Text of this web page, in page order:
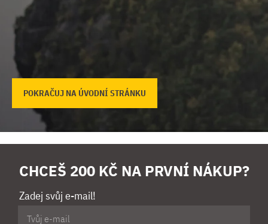
POKRAČUJ NA ÚVODNÍ STRÁNKU
CHCEŠ 200 KČ NA PRVNÍ NÁKUP?
Zadej svůj e-mail!